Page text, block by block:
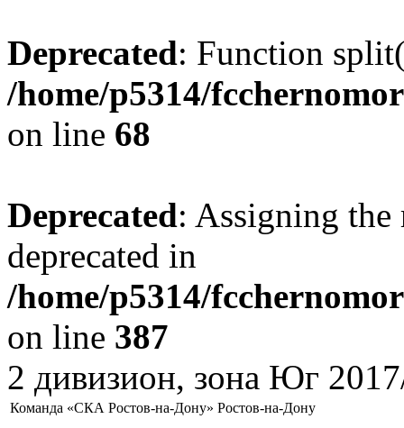
Deprecated: Function
/home/p5314/
on line 68
Deprecated: Assigning the
deprecated in
/home/p5314/
on line 387
2 дивизион, зона Юг
Команда «СКА Ростов-на-Дону» Ростов-на-Дону